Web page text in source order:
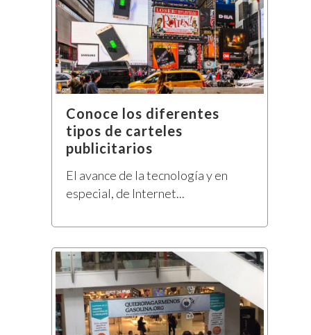
Conoce los diferentes
tipos de carteles
publicitarios
El avance de la tecnología y en
especial, de Internet...